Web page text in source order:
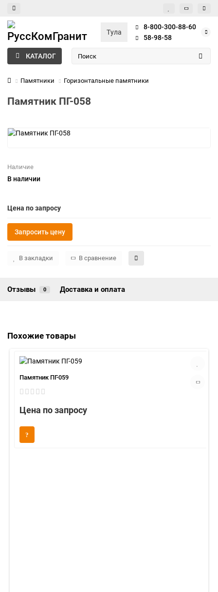
Тула
8-800-300-88-60
58-98-58
КАТАЛОГ
Памятники Горизонтальные памятники
Памятник ПГ-058
Наличие
В наличии
Цена по запросу
Запросить цену
В закладки В сравнение
Отзывы 0 Доставка и оплата
Похожие товары
Памятник ПГ-059
Цена по запросу